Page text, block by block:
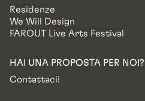
Residenze
We Will Design
FAROUT Live Arts Festival
HAI UNA PROPOSTA PER NOI?
Contattaci!